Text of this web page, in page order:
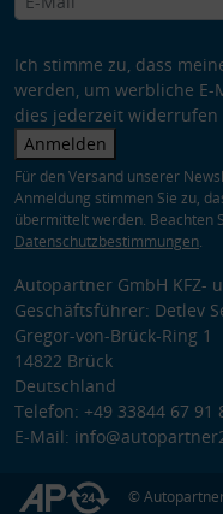
Ich stimme zu, dass
werden, um werbliche E-
dies jederzeit widerrufen
Anmelden
Für den Versand unserer
Anmeldung stimmen Sie zu,
übermittelt werden. Beachten
Datenschutzbestimmungen.
Autopartner GmbH KFZ-
Geschäftsführer: Detlev
Gregor-von-Brück-Ring 1
14822 Brück
Deutschland
Telefon: +49 33844 67 91
E-Mail:
©